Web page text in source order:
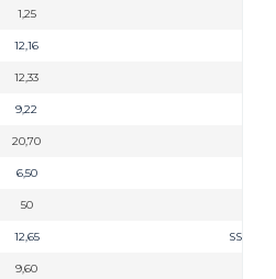
1,25
12,16
12,33
9,22
20,70
6,50
50
12,65 SS SOL
9,60